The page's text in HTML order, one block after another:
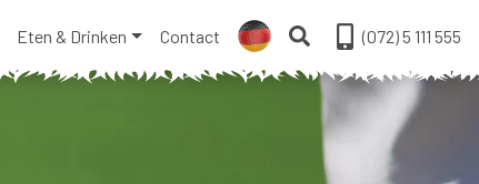
Eten & Drinken Contact (072) 5 111 555